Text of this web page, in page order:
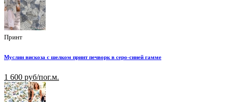
Принт
Муслин вискоза с шелком принт печворк в серо-синей гамме
1 600 руб/пог.м.